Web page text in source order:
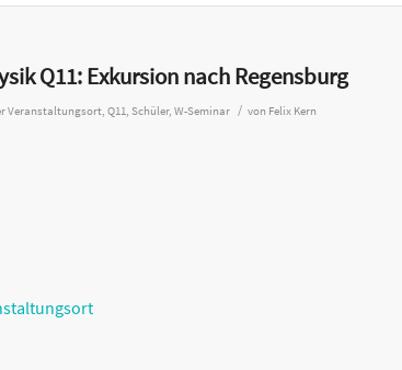
Q11: Exkursion nach Regensburg
Veranstaltungsort, Q11, Schüler, W-Seminar / von Felix Kern